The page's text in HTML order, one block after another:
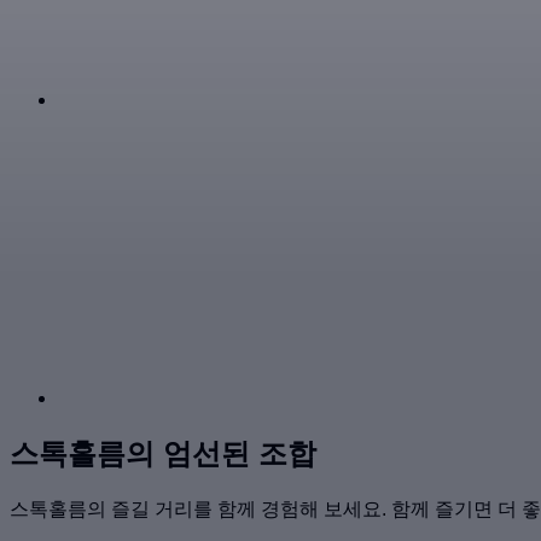
스톡홀름의 엄선된 조합
스톡홀름의 즐길 거리를 함께 경험해 보세요. 함께 즐기면 더